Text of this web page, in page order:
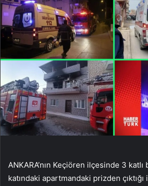
ANKARA’nın Keçiören ilçesinde 3
katındaki apartmandaki prizden